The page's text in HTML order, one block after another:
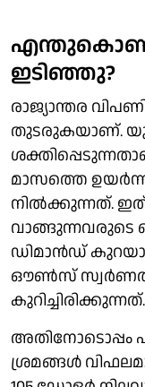
ഇടിഞ്ഞു?
രാജ്യാന്തര
തുടരുകയാണ്.
മാസത്തെ
നിൽക്കുന്നത്.
വാങ്ങുന്നവരുടെ
ഡിമാൻഡ്
ഔൺസ്
കുറിച്ചിരിക്കുന്നത്.
അതിനോടൊപ്പം
ശ്രമങ്ങൾ